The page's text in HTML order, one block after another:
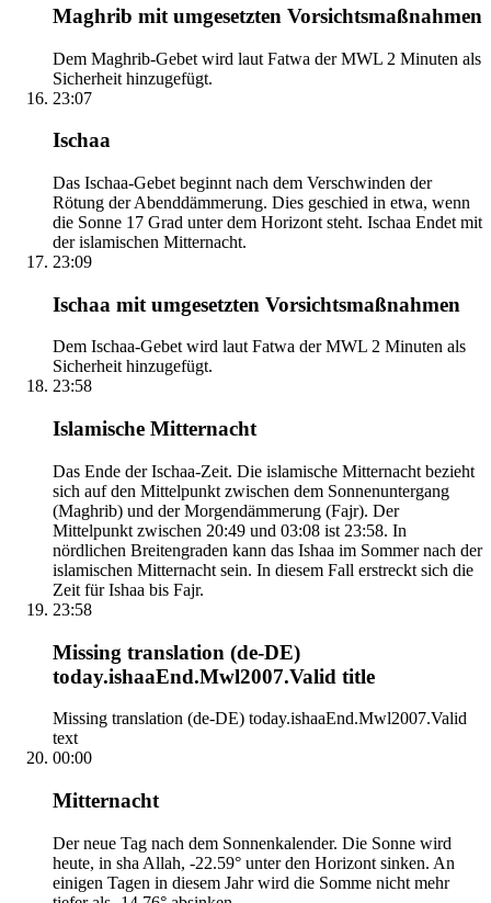
Maghrib mit umgesetzten Vorsichtsmaßnahmen
Dem Maghrib-Gebet wird laut Fatwa der MWL 2 Minuten als
Sicherheit hinzugefügt.
23:07
Ischaa
Das Ischaa-Gebet beginnt nach dem Verschwinden der
Rötung der Abenddämmerung. Dies geschied in etwa, wenn
die Sonne 17 Grad unter dem Horizont steht. Ischaa Endet mit
der islamischen Mitternacht.
23:09
Ischaa mit umgesetzten Vorsichtsmaßnahmen
Dem Ischaa-Gebet wird laut Fatwa der MWL 2 Minuten als
Sicherheit hinzugefügt.
23:58
Islamische Mitternacht
Das Ende der Ischaa-Zeit. Die islamische Mitternacht bezieht
sich auf den Mittelpunkt zwischen dem Sonnenuntergang
(Maghrib) und der Morgendämmerung (Fajr). Der
Mittelpunkt zwischen 20:49 und 03:08 ist 23:58. In
nördlichen Breitengraden kann das Ishaa im Sommer nach der
islamischen Mitternacht sein. In diesem Fall erstreckt sich die
Zeit für Ishaa bis Fajr.
23:58
Missing translation (de-DE)
today.ishaaEnd.Mwl2007.Valid title
Missing translation (de-DE) today.ishaaEnd.Mwl2007.Valid
text
00:00
Mitternacht
Der neue Tag nach dem Sonnenkalender. Die Sonne wird
heute, in sha Allah, -22.59° unter den Horizont sinken. An
einigen Tagen in diesem Jahr wird die Somme nicht mehr